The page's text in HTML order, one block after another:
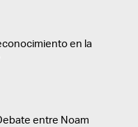
en la
entre Noam